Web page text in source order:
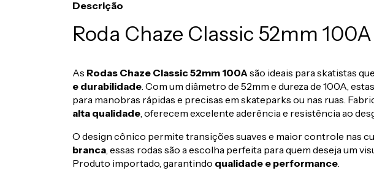
Descrição
Roda Chaze Classic 52mm
As Rodas Chaze Classic 52mm 100A são ideais para skatistas
e durabilidade . Com um diâmetro de 52mm e dureza de 100A,
para manobras rápidas e precisas em skateparks ou nas ruas.
alta qualidade , oferecem excelente aderência e resistência ao
O design cônico permite transições suaves e maior controle nas
branca , essas rodas são a escolha perfeita para quem deseja um
Produto importado, garantindo qualidade e performance